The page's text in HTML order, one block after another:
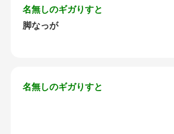
名無しのギガりすと
脚なっが
名無しのギガりすと